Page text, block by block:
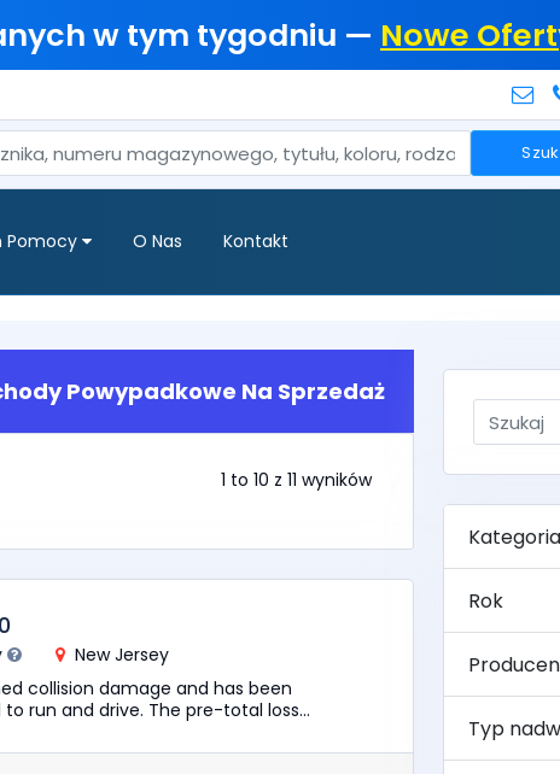
w tym tygodniu — Nowe
Pomocy O Nas Kontakt
Powypadkowe Na Sprzedaż
1 to 10 z 11 wyników
New Jersey
collision damage and has been
run and drive. The pre-total loss...
Kategoria
Rok
Typ